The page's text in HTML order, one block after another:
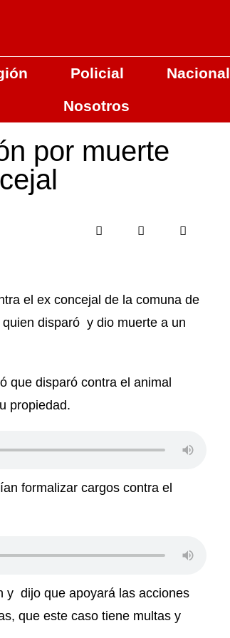
Policial Nacional
Nosotros
por muerte
el ex concejal de la comuna de
disparó y dio muerte a un
que disparó contra el animal
propiedad.
formalizar cargos contra el
y dijo que apoyará las acciones
que este caso tiene multas y